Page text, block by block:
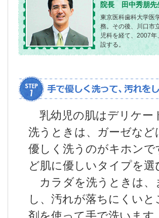
院長 田中秀朋先
東京医科歯科大学医
務。その後、川口市
児科を経て、2007
設する。
乳幼児の肌はデリケー
洗うときは、ガーゼな
優しく洗うのがキホン
ど肌に優しいタイプを選
カラダを洗うときは、
し、汚れが落ちにくい